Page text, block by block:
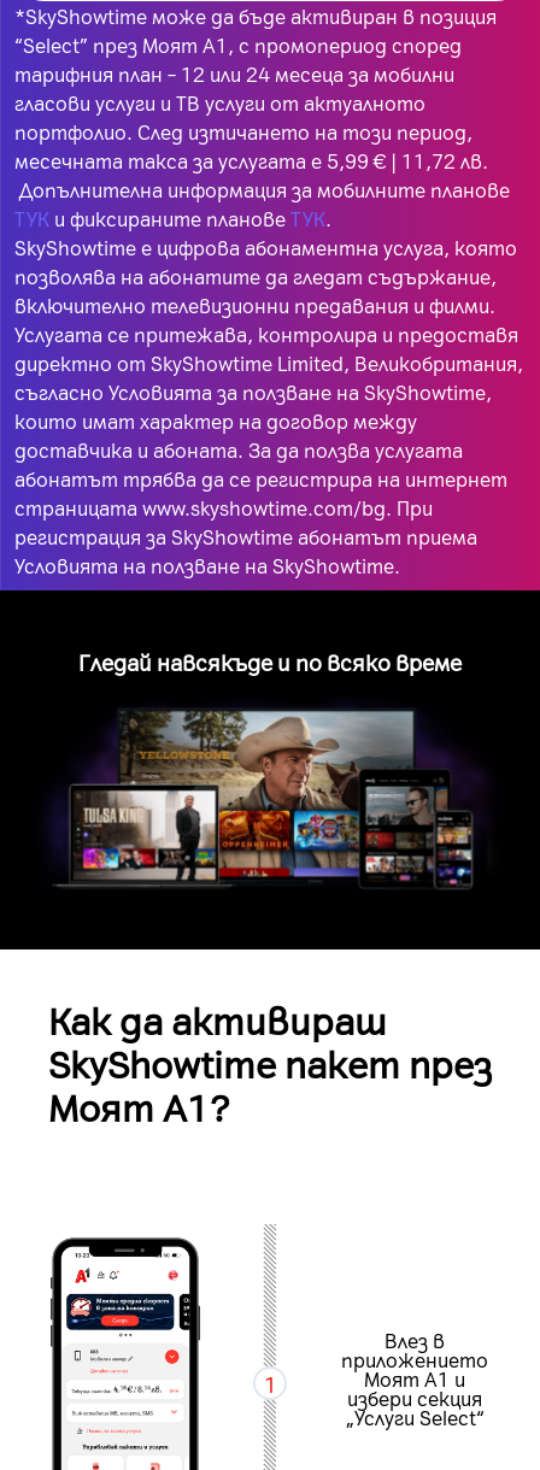
*SkyShowtime може да бъде активиран в позиция
“Select” през Моят А1, с промопериод според
тарифния план – 12 или 24 месеца за мобилни
гласови услуги и ТВ услуги от актуалното
портфолио. След изтичането на този период,
месечната такса за услугата е 5,99 € | 11,72 лв.
Допълнителна информация за мобилните планове
ТУК и фиксираните плановеТУК.
SkyShowtime е цифрова абонаментна услуга, която
позволява на абонатите да гледат съдържание,
включително телевизионни предавания и филми.
Услугата се притежава, контролира и предоставя
директно от SkyShowtime Limited, Великобритания,
съгласно Условията за ползване на SkyShowtime,
които имат характер на договор между
доставчика и абоната. За да ползва услугата
абонатът трябва да се регистрира на интернет
страницата www.skyshowtime.com/bg. При
регистрация за SkyShowtime абонатът приема
Условията на ползване на SkyShowtime.
Гледай навсякъде и по всяко време
Как да активираш
SkyShowtime пакет през
Моят A1?
Влез в
приложението
Моят А1 и
избери секция
„Услуги Select“
1